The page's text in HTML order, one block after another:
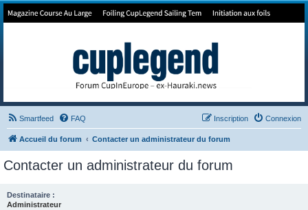
Forum de Cup In Europe
Smartfeed FAQ Connexion
Inscription
Accueil du forum Contacter un administrateur du forum
Contacter un administrateur du forum
Destinataire :
Administrateur